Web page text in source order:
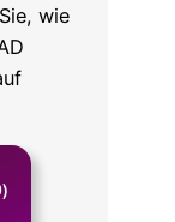
wie